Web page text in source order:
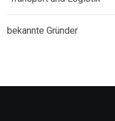
bekannte Gründer